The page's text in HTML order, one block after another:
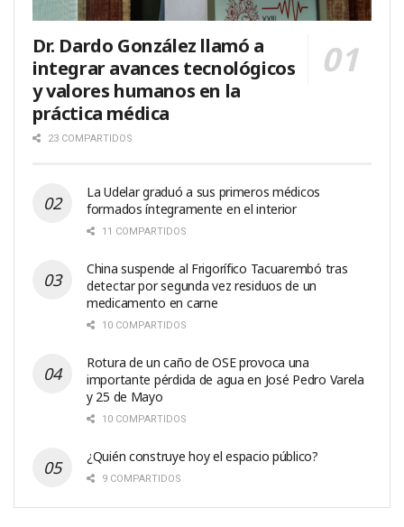
Dr. Dardo González llamó a
integrar avances tecnológicos
y valores humanos en la
práctica médica
23 COMPARTIDOS
La Udelar graduó a sus primeros médicos
formados íntegramente en el interior
11 COMPARTIDOS
China suspende al Frigorífico Tacuarembó tras
detectar por segunda vez residuos de un
medicamento en carne
10 COMPARTIDOS
Rotura de un caño de OSE provoca una
importante pérdida de agua en José Pedro Varela
y 25 de Mayo
10 COMPARTIDOS
¿Quién construye hoy el espacio público?
9 COMPARTIDOS